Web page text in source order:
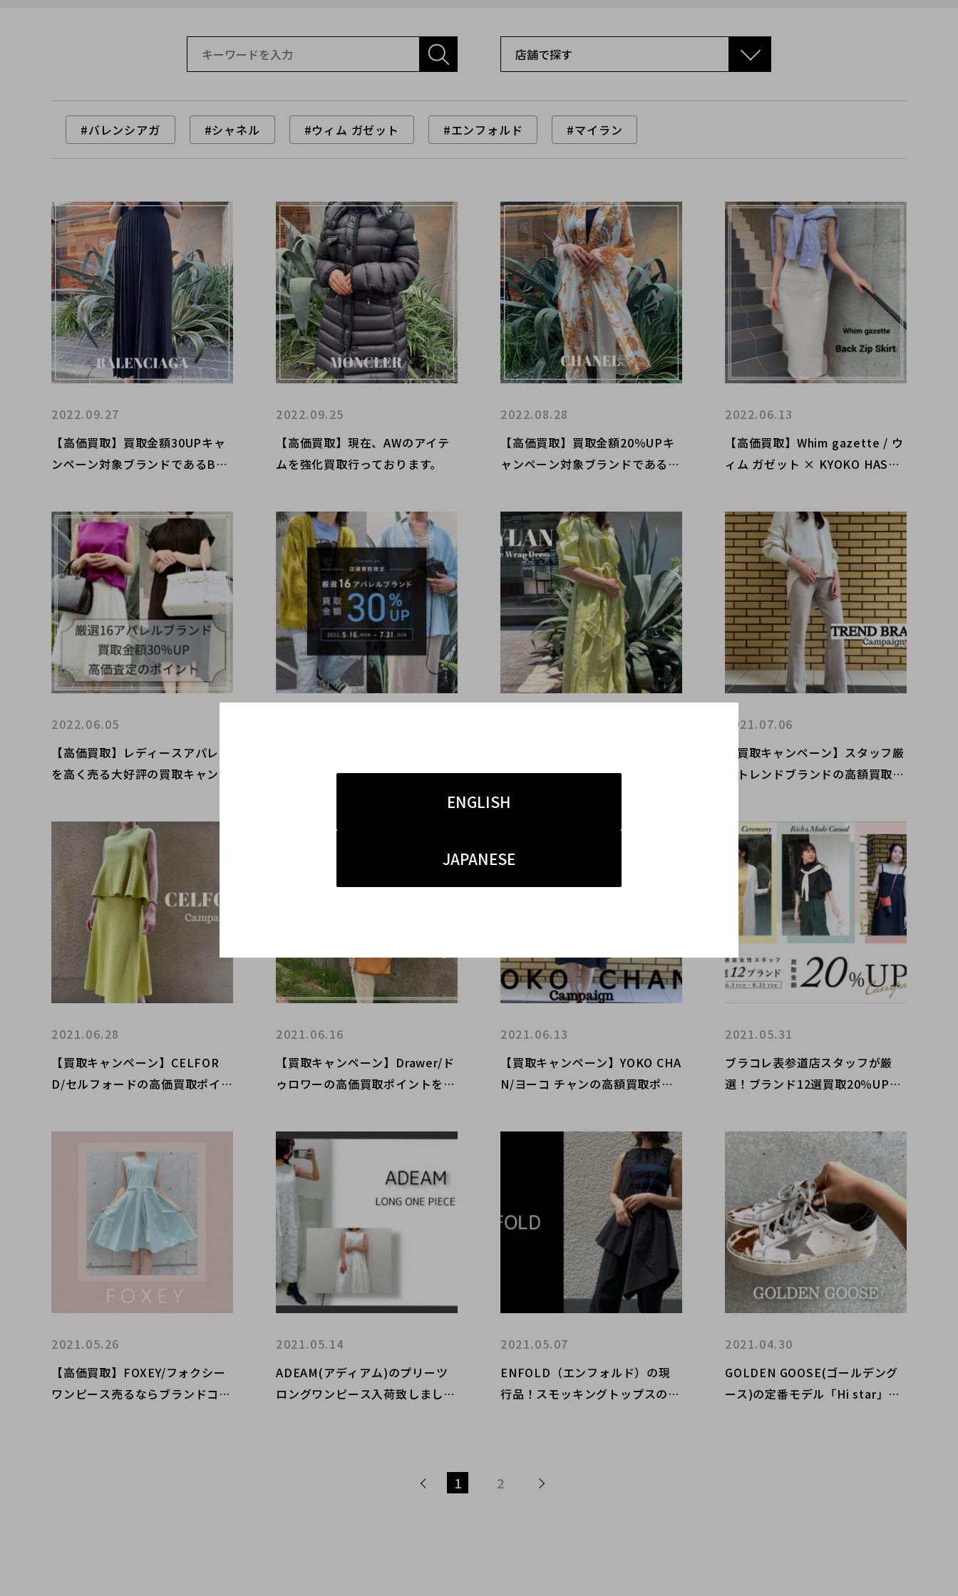
ENGLISH
JAPANESE
#バレンシアガ #シャネル #ウィム ガゼット #エンフォルド #マイラン
【高価買取】買取金額30UPキャ
ンペーン対象ブランドであるBAL
紹介します。
2022.09.27
【高価買取】現在、AWのアイテ
ムを強化買取行っております。
2022.09.25
【高価買取】買取金額20％UPキ
ャンペーン対象ブランドであるC
2022.08.28
【高価買取】Whim gazette / ウ
ィム ガゼット × KYOKO HASEG
のポイントをご紹介致します。
2022.06.13
【高価買取】レディースアパレル
を高く売る大好評の買取キャンペ
2022.06.05
定】ブランドコレクト厳選16アパ
レルブランド買取キャンペーンの
イランのラッフルラップドレスを
お売りいただきました。
【買取キャンペーン】スタッフ厳
選トレンドブランドの高額買取ポ
2021.07.06
【買取キャンペーン】CELFOR
D/セルフォードの高価買取ポイン
2021.06.28
【買取キャンペーン】Drawer/ド
ゥロワーの高価買取ポイントをお
2021.06.16
【買取キャンペーン】YOKO CHA
N/ヨーコ チャンの高額買取ポイ
2021.06.13
ブラコレ表参道店スタッフが厳
選！ブランド12選買取20％UPキ
2021.05.31
【高価買取】FOXEY/フォクシー
ワンピース売るならブランドコレ
2021.05.26
ADEAM(アディアム)のプリーツ
ロングワンピース入荷致しまし
2021.05.14
ENFOLD（エンフォルド）の現
行品！スモッキングトップスのご
2021.05.07
GOLDEN GOOSE(ゴールデング
ース)の定番モデル「Hi star」の
2021.04.30
1 2